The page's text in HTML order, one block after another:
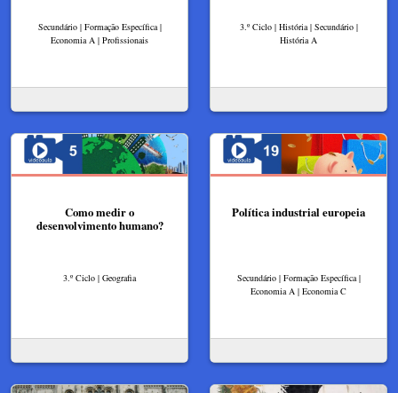
Secundário | Formação Específica |
Economia A | Profissionais
3.º Ciclo | História | Secundário |
História A
Como medir o
desenvolvimento humano?
3.º Ciclo | Geografia
Política industrial europeia
Secundário | Formação Específica |
Economia A | Economia C